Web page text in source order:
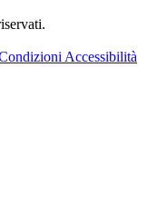
Accessibilità